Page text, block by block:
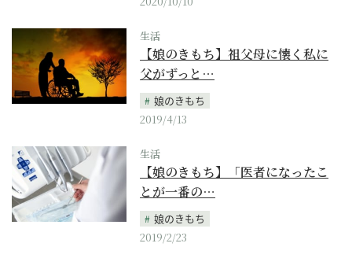
生活
【娘のきもち】祖父母に懐く私に
父がずっと…
娘のきもち
2019/4/13
生活
【娘のきもち】「医者になったこ
とが一番の…
娘のきもち
2019/2/23